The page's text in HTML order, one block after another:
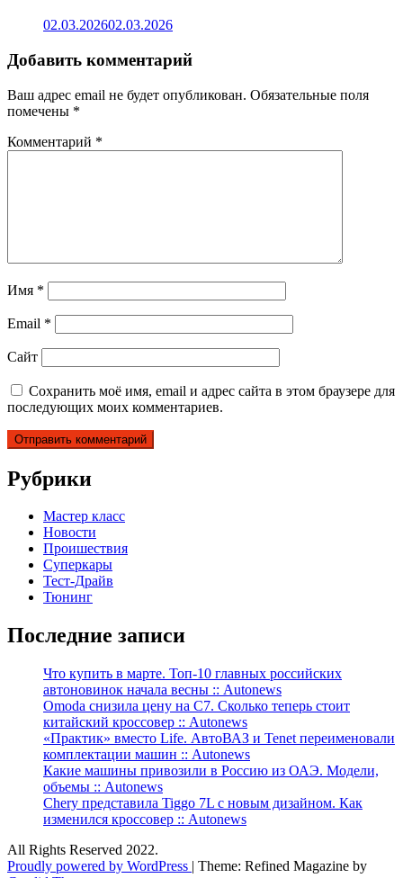
02.03.202602.03.2026
Добавить комментарий
Ваш адрес email не будет опубликован. Обязательные поля
помечены *
Комментарий *
Имя *
Email *
Сайт
Сохранить моё имя, email и адрес сайта в этом браузере для
последующих моих комментариев.
Рубрики
Мастер класс
Новости
Проишествия
Суперкары
Тест-Драйв
Тюнинг
Последние записи
Что купить в марте. Топ-10 главных российских
автоновинок начала весны :: Autonews
Omoda снизила цену на C7. Сколько теперь стоит
китайский кроссовер :: Autonews
«Практик» вместо Life. АвтоВАЗ и Tenet переименовали
комплектации машин :: Autonews
Какие машины привозили в Россию из ОАЭ. Модели,
объемы :: Autonews
Chery представила Tiggo 7L с новым дизайном. Как
изменился кроссовер :: Autonews
All Rights Reserved 2022.
Proudly powered by WordPress | Theme: Refined Magazine by